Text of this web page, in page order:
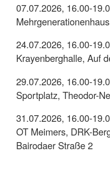
07.07.2026, 16.00-
24.07.2026, 16.00-
Krayenberghalle, Auf
29.07.2026, 16.00-
Sportplatz, Theodor-
31.07.2026, 16.00-
OT Meimers, DRK-
Bairodaer Straße 2